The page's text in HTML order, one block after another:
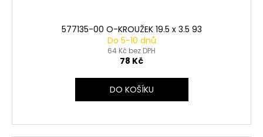
577135-00 O-KROUŽEK 19.5 x 3.5 93
Do 5-10 dnů
64 Kč bez DPH
78 Kč
DO KOŠÍKU